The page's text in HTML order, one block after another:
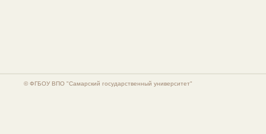
© ФГБОУ ВПО "Самарский государственный университет"